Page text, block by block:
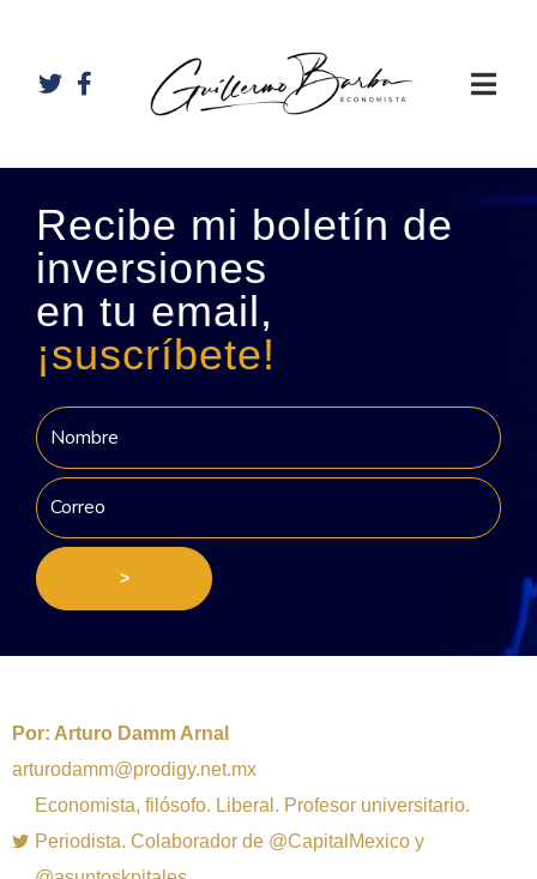
Recibe mi boletín de
inversiones
en tu email,
¡suscríbete!
>
Por: Arturo Damm Arnal
arturodamm@prodigy.net.mx
Economista, filósofo. Liberal. Profesor universitario.
Periodista. Colaborador de @CapitalMexico y